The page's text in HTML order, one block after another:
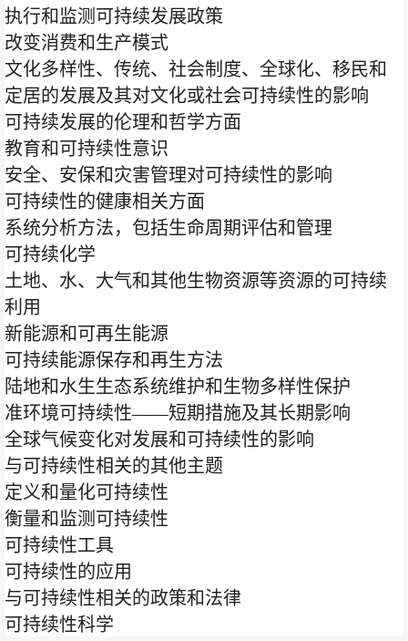
执行和监测可持续发展政策
改变消费和生产模式
文化多样性、传统、社会制度、全球化、移民和
定居的发展及其对文化或社会可持续性的影响
可持续发展的伦理和哲学方面
教育和可持续性意识
安全、安保和灾害管理对可持续性的影响
可持续性的健康相关方面
系统分析方法，包括生命周期评估和管理
可持续化学
土地、水、大气和其他生物资源等资源的可持续
利用
新能源和可再生能源
可持续能源保存和再生方法
陆地和水生生态系统维护和生物多样性保护
准环境可持续性——短期措施及其长期影响
全球气候变化对发展和可持续性的影响
与可持续性相关的其他主题
定义和量化可持续性
衡量和监测可持续性
可持续性工具
可持续性的应用
与可持续性相关的政策和法律
可持续性科学